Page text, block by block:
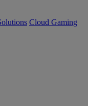
Cloud Gaming